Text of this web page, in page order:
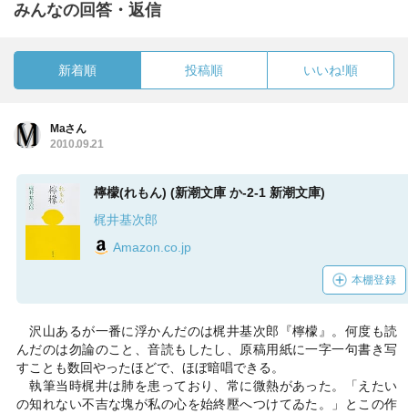
みんなの回答・返信
新着順 投稿順 いいね!順
Maさん
2010.09.21
檸檬(れもん) (新潮文庫 か-2-1 新潮文庫)
梶井基次郎
Amazon.co.jp
本棚登録
沢山あるが一番に浮かんだのは梶井基次郎『檸檬』。何度も読
んだのは勿論のこと、音読もしたし、原稿用紙に一字一句書き写
すことも数回やったほどで、ほぼ暗唱できる。
執筆当時梶井は肺を患っており、常に微熱があった。「えたい
の知れない不吉な塊が私の心を始終壓へつけてゐた。」とこの作